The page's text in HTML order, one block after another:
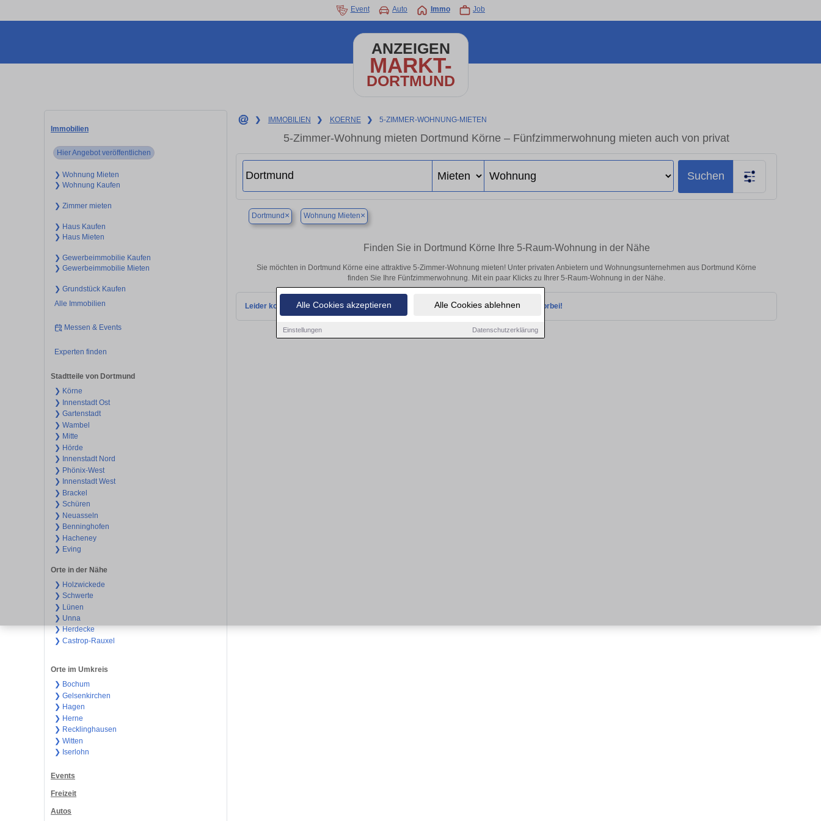
Alle Cookies akzeptieren Alle Cookies ablehnen
Einstellungen Datenschutzerklärung
Event Auto Immo Job
ANZEIGEN
MARKT-
DORTMUND
Immobilien
Hier Angebot veröffentlichen
❯ Wohnung Mieten
❯ Wohnung Kaufen
❯ Zimmer mieten
❯ Haus Kaufen
❯ Haus Mieten
❯ Gewerbeimmobilie Kaufen
❯ Gewerbeimmobilie Mieten
❯ Grundstück Kaufen
Alle Immobilien
Messen & Events
Experten finden
Stadtteile von Dortmund
❯ Körne
❯ Innenstadt Ost
❯ Gartenstadt
❯ Wambel
❯ Mitte
❯ Hörde
❯ Innenstadt Nord
❯ Phönix-West
❯ Innenstadt West
❯ Brackel
❯ Schüren
❯ Neuasseln
❯ Benninghofen
❯ Hacheney
❯ Eving
Orte in der Nähe
❯ Holzwickede
❯ Schwerte
❯ Lünen
❯ Unna
❯ Herdecke
❯ Castrop-Rauxel
Orte im Umkreis
❯ Bochum
❯ Gelsenkirchen
❯ Hagen
❯ Herne
❯ Recklinghausen
❯ Witten
❯ Iserlohn
Events
Freizeit
Autos
❯ IMMOBILIEN ❯ KOERNE ❯ 5-ZIMMER-WOHNUNG-MIETEN
5-Zimmer-Wohnung mieten Dortmund Körne – Fünfzimmerwohnung mieten auch von privat
Suchen
Dortmund × Wohnung Mieten×
Finden Sie in Dortmund Körne Ihre 5-Raum-Wohnung in der Nähe
Sie möchten in Dortmund Körne eine attraktive 5-Zimmer-Wohnung mieten! Unter privaten Anbietern und Wohnungsunternehmen aus Dortmund Körne
finden Sie Ihre Fünfzimmerwohnung. Mit ein paar Klicks zu Ihrer 5-Raum-Wohnung in der Nähe.
Leider konnten wir derzeit keine passenden Objekte finden. Schauen Sie bald wieder vorbei!